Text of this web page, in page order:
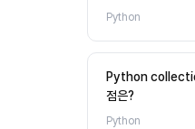
Python
Python
점은?
Python